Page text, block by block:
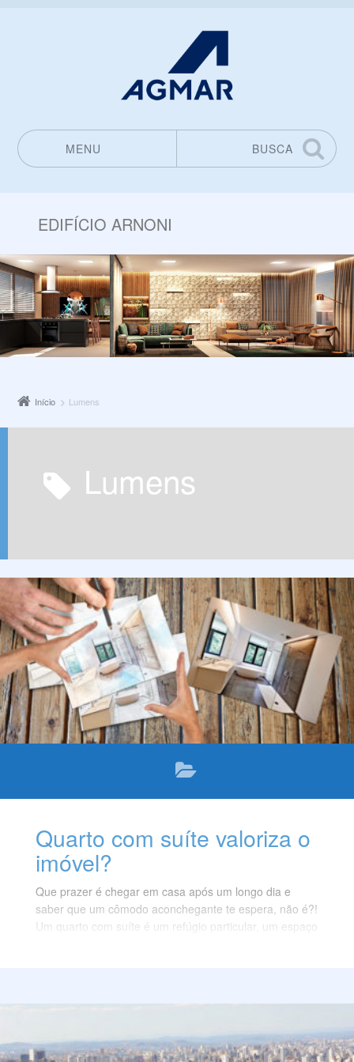
MENU
BUSCA
EDIFÍCIO ARNONI
Início Lumens
Lumens
Quarto com suíte valoriza o
imóvel?
Que prazer é chegar em casa após um longo dia e
saber que um cômodo aconchegante te espera, não é?!
Um quarto com suíte é um refúgio particular, um espaço
descobrir a resposta para esta pergunta, juntos, neste
artigo.